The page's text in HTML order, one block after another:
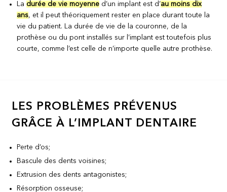
La durée de vie moyenne d’un implant est d’au moins dix
ans, et il peut théoriquement rester en place durant toute la
vie du patient. La durée de vie de la couronne, de la
prothèse ou du pont installés sur l’implant est toutefois plus
courte, comme l’est celle de n’importe quelle autre prothèse.
LES PROBLÈMES PRÉVENUS
GRÂCE À L’IMPLANT DENTAIRE
Perte d’os;
Bascule des dents voisines;
Extrusion des dents antagonistes;
Résorption osseuse;